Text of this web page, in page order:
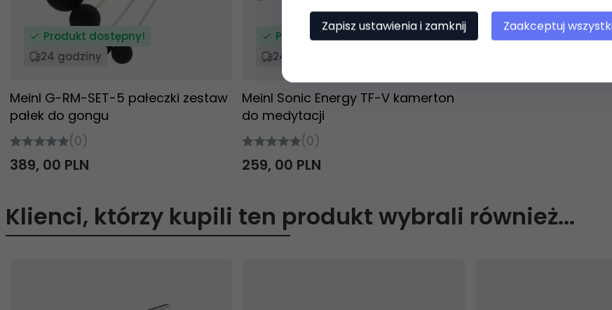
Produkt dostępny!
24 godziny
Meinl G-RM-SET-5 pałeczki zestaw
pałek do gongu
(0)
389, 00 PLN
Produkt dostępny!
24 godziny
Meinl Sonic Energy TF-V kamerton
do medytacji
(0)
259, 00 PLN
Klienci, którzy kupili ten produkt wybrali również...
Zapisz ustawienia i zamknij Zaakceptuj